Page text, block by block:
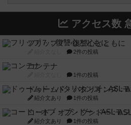
アクセス数
フリップ７：復讐心とともに
2件の投稿
コンテナ
1件の投稿
ドゥームド・バタリオンズ：
紹介文あり 1件の投稿
コード・オブ・ブシドー：
紹介文あり 1件の投稿